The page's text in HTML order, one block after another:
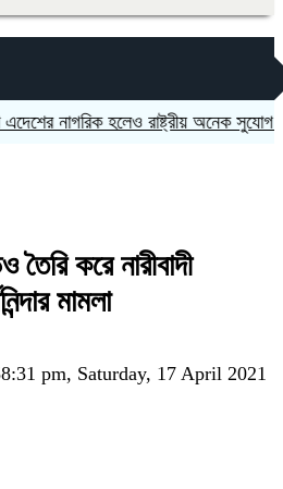
নাগরিক হলেও রাষ্ট্রীয় অনেক সুযোগ
তৈরি করে নারীবাদী
মামলা
pm, Saturday, 17 April 2021